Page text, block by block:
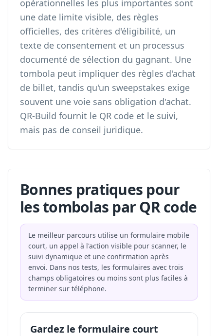
opérationnelles les plus importantes sont
une date limite visible, des règles
officielles, des critères d'éligibilité, un
texte de consentement et un processus
documenté de sélection du gagnant. Une
tombola peut impliquer des règles d'achat
de billet, tandis qu'un sweepstakes exige
souvent une voie sans obligation d'achat.
QR-Build fournit le QR code et le suivi,
mais pas de conseil juridique.
Bonnes pratiques pour
les tombolas par QR code
Le meilleur parcours utilise un formulaire mobile
court, un appel à l'action visible pour scanner, le
suivi dynamique et une confirmation après
envoi. Dans nos tests, les formulaires avec trois
champs obligatoires ou moins sont plus faciles à
terminer sur téléphone.
Gardez le formulaire court